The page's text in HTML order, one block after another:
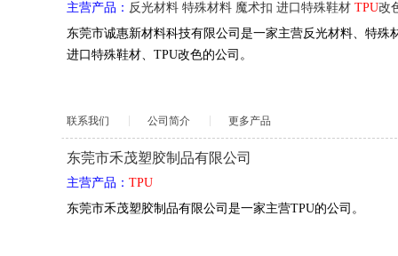
主营产品： 反光材料 特殊材料 魔术扣 进口特殊鞋材 TPU改
东莞市诚惠新材料科技有限公司是一家主营反光材料、特殊
进口特殊鞋材、TPU改色的公司。
联系我们 公司简介 更多产品
东莞市禾茂塑胶制品有限公司
主营产品： TPU
东莞市禾茂塑胶制品有限公司是一家主营TPU的公司。